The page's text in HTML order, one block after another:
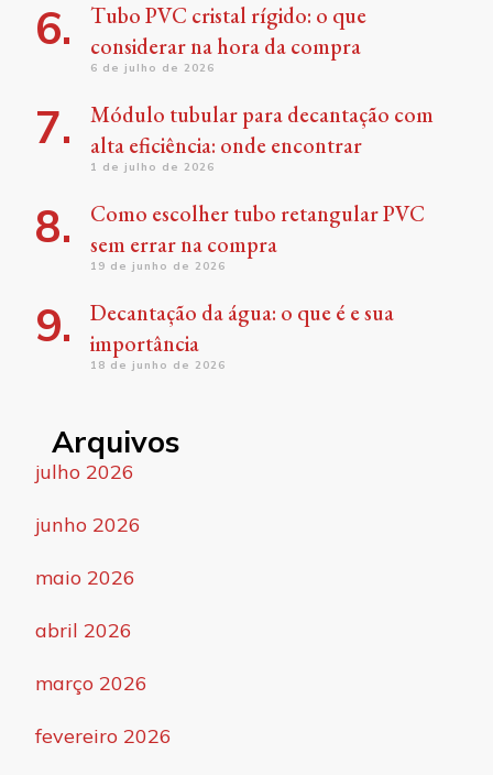
Tubo PVC cristal rígido: o que
considerar na hora da compra
6 de julho de 2026
Módulo tubular para decantação com
alta eficiência: onde encontrar
1 de julho de 2026
Como escolher tubo retangular PVC
sem errar na compra
19 de junho de 2026
Decantação da água: o que é e sua
importância
18 de junho de 2026
Arquivos
julho 2026
junho 2026
maio 2026
abril 2026
março 2026
fevereiro 2026